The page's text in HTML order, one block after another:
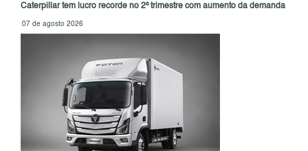
Caterpillar tem lucro recorde no 2º trimestre com aumento da demanda
07 de agosto 2026